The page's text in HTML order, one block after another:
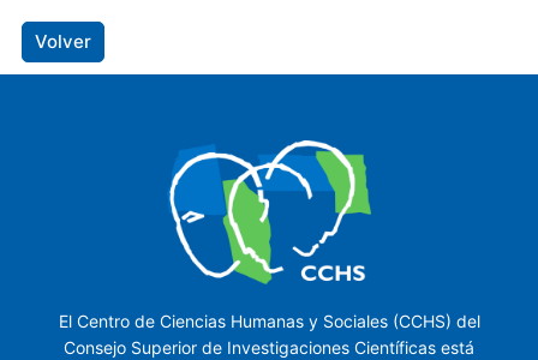
Volver
El Centro de Ciencias Humanas y Sociales (CCHS) del
Consejo Superior de Investigaciones Científicas está